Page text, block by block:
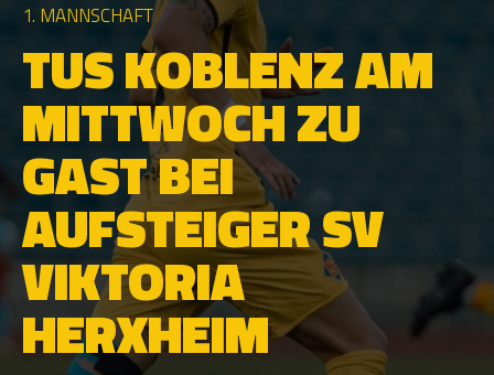
1. MANNSCHAFT
TUS KOBLENZ AM
MITTWOCH ZU
GAST BEI
AUFSTEIGER SV
VIKTORIA
HERXHEIM